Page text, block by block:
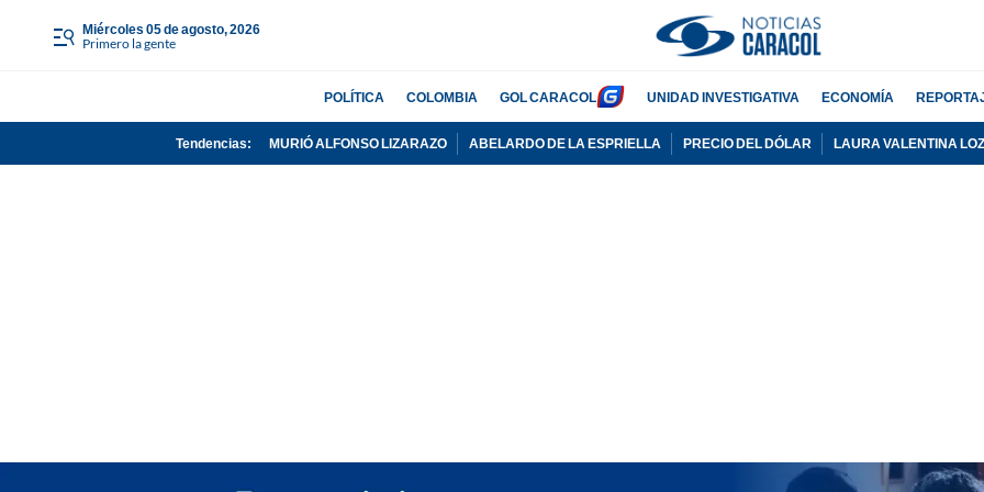
miércoles 05 de agosto, 2026
Primero la gente
POLÍTICA COLOMBIA GOL CARACOL UNIDAD INVESTIGATIVA ECONOMÍA
Tendencias: MURIÓ ALFONSO LIZARAZO ABELARDO DE LA ESPRIELLA PRECIO DEL DÓLAR LAURA VALENTINA